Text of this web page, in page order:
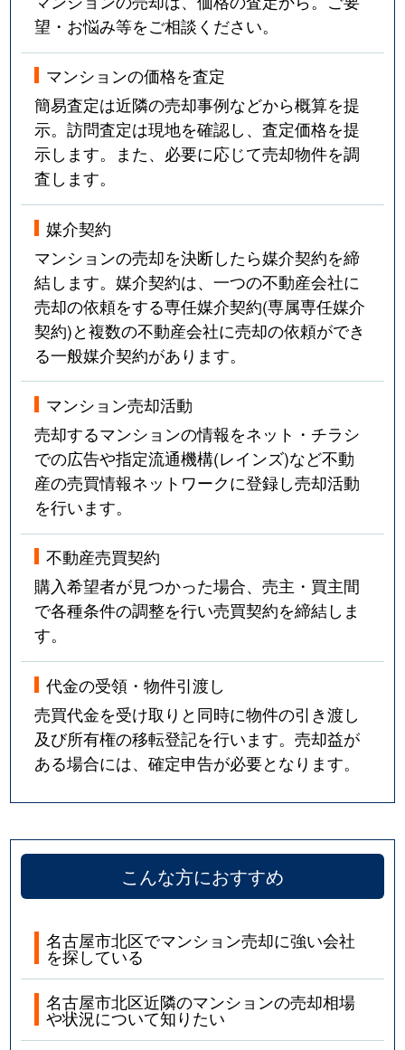
望・お悩み等をご相談ください。
マンションの価格を査定
簡易査定は近隣の売却事例などから概算を提
示。訪問査定は現地を確認し、査定価格を提
示します。また、必要に応じて売却物件を調
査します。
媒介契約
マンションの売却を決断したら媒介契約を締
結します。媒介契約は、一つの不動産会社に
売却の依頼をする専任媒介契約(専属専任媒介
契約)と複数の不動産会社に売却の依頼ができ
る一般媒介契約があります。
マンション売却活動
売却するマンションの情報をネット・チラシ
での広告や指定流通機構(レインズ)など不動
産の売買情報ネットワークに登録し売却活動
を行います。
不動産売買契約
購入希望者が見つかった場合、売主・買主間
で各種条件の調整を行い売買契約を締結しま
す。
代金の受領・物件引渡し
売買代金を受け取りと同時に物件の引き渡し
及び所有権の移転登記を行います。売却益が
ある場合には、確定申告が必要となります。
こんな方におすすめ
名古屋市北区でマンション売却に強い会社
を探している
名古屋市北区近隣のマンションの売却相場
や状況について知りたい